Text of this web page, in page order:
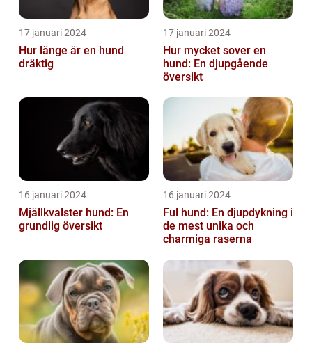
17 januari 2024
Hur länge är en hund
dräktig
17 januari 2024
Hur mycket sover en
hund: En djupgående
översikt
16 januari 2024
Mjällkvalster hund: En
grundlig översikt
16 januari 2024
Ful hund: En djupdykning i
de mest unika och
charmiga raserna